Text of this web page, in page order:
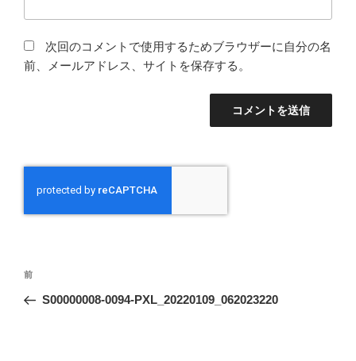
次回のコメントで使用するためブラウザーに自分の名
前、メールアドレス、サイトを保存する。
投
ナ
前
の
前
S00000008-0094-PXL_20220109_062023220